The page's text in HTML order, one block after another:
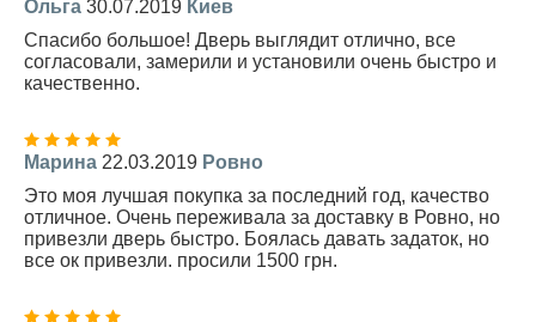
Ольга 30.07.2019 Киев
Спасибо большое! Дверь выглядит отлично, все
согласовали, замерили и установили очень быстро и
качественно.
Марина 22.03.2019 Ровно
Это моя лучшая покупка за последний год, качество
отличное. Очень переживала за доставку в Ровно, но
привезли дверь быстро. Боялась давать задаток, но
все ок привезли. просили 1500 грн.